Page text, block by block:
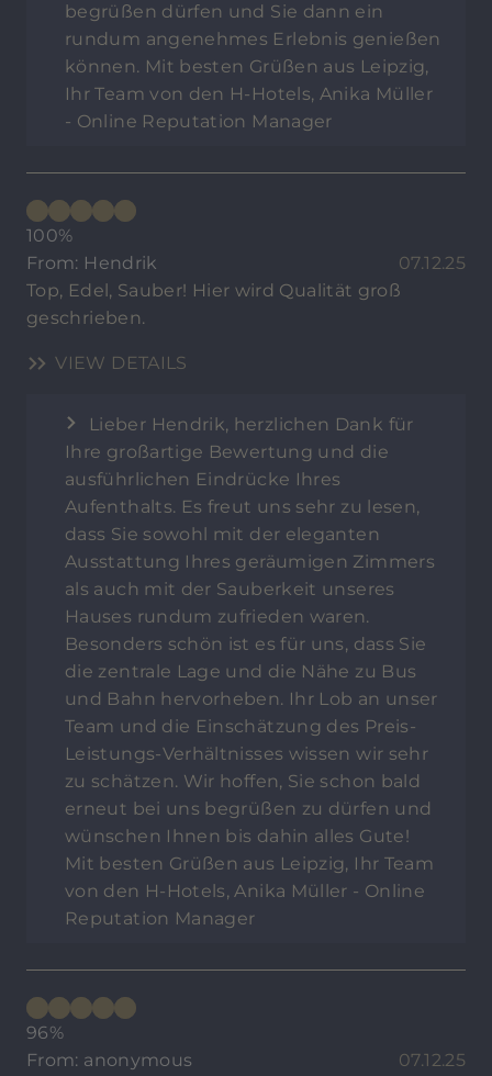
begrüßen dürfen und Sie dann ein
rundum angenehmes Erlebnis genießen
können. Mit besten Grüßen aus Leipzig,
Ihr Team von den H-Hotels, Anika Müller
- Online Reputation Manager
100%
From: Hendrik
07.12.25
Top, Edel, Sauber! Hier wird Qualität groß
geschrieben.
VIEW DETAILS
Lieber Hendrik, herzlichen Dank für
Ihre großartige Bewertung und die
ausführlichen Eindrücke Ihres
Aufenthalts. Es freut uns sehr zu lesen,
dass Sie sowohl mit der eleganten
Ausstattung Ihres geräumigen Zimmers
als auch mit der Sauberkeit unseres
Hauses rundum zufrieden waren.
Besonders schön ist es für uns, dass Sie
die zentrale Lage und die Nähe zu Bus
und Bahn hervorheben. Ihr Lob an unser
Team und die Einschätzung des Preis-
Leistungs-Verhältnisses wissen wir sehr
zu schätzen. Wir hoffen, Sie schon bald
erneut bei uns begrüßen zu dürfen und
wünschen Ihnen bis dahin alles Gute!
Mit besten Grüßen aus Leipzig, Ihr Team
von den H-Hotels, Anika Müller - Online
Reputation Manager
96%
From: anonymous
07.12.25